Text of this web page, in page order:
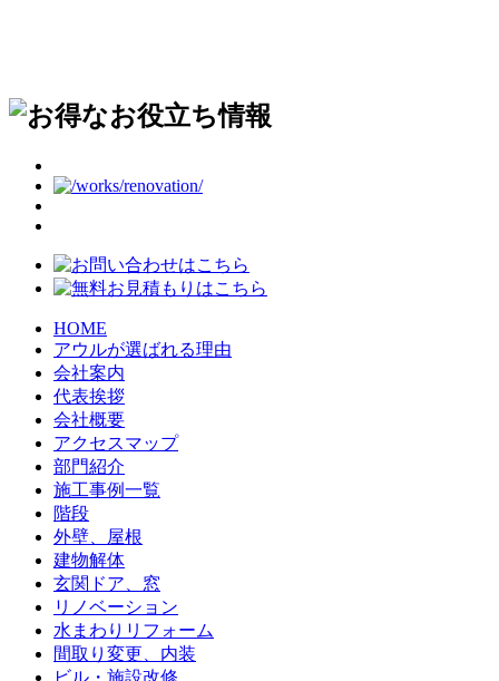
HOME
アウルが選ばれる理由
会社案内
代表挨拶
会社概要
アクセスマップ
部門紹介
施工事例一覧
階段
外壁、屋根
建物解体
玄関ドア、窓
リノベーション
水まわりリフォーム
間取り変更、内装